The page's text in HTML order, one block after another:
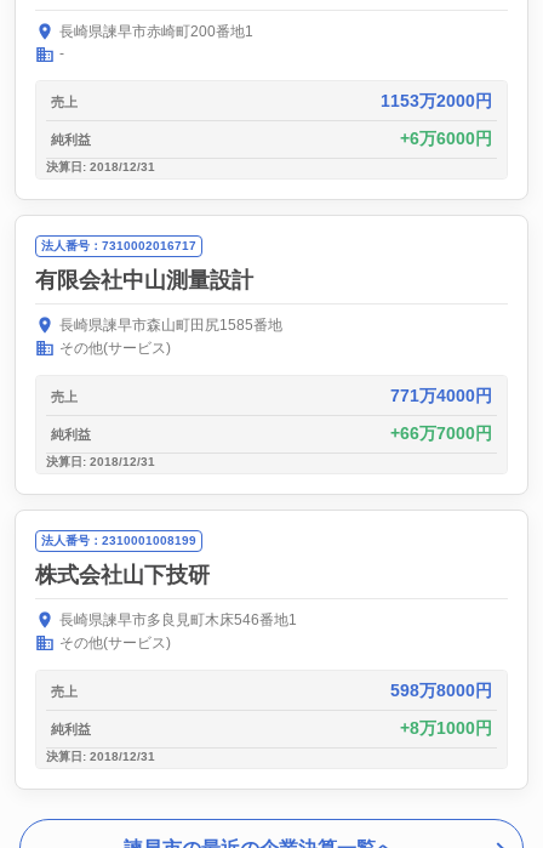
長崎県諫早市赤崎町200番地1
-
売上 1153万2000円
純利益 6万6000円
決算日: 2018/12/31
法人番号：7310002016717
有限会社中山測量設計
長崎県諫早市森山町田尻1585番地
その他(サービス)
売上 771万4000円
純利益 66万7000円
決算日: 2018/12/31
法人番号：2310001008199
株式会社山下技研
長崎県諫早市多良見町木床546番地1
その他(サービス)
売上 598万8000円
純利益 8万1000円
決算日: 2018/12/31